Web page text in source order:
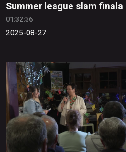
Summer league slam finala
01:32:36
2025-08-27